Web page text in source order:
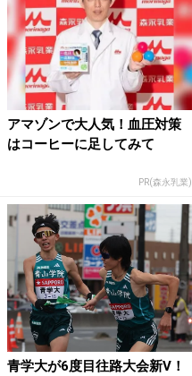
アマゾンで大人気！血圧対策
はコーヒーに足してみて
PR(森永乳業)
青学大が6度目往路大会新V！